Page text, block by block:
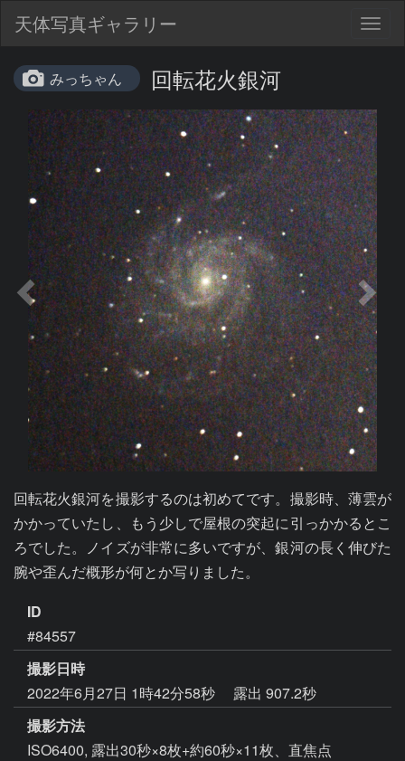
天体写真ギャラリー
みっちゃん 回転花火銀河
回転花火銀河を撮影するのは初めてです。撮影時、薄雲が
かかっていたし、もう少しで屋根の突起に引っかかるとこ
ろでした。ノイズが非常に多いですが、銀河の長く伸びた
腕や歪んだ概形が何とか写りました。
ID
#84557
撮影日時
2022年6月27日 1時42分58秒
露出 907.2秒
撮影方法
ISO6400, 露出30秒×8枚+約60秒×11枚、直焦点